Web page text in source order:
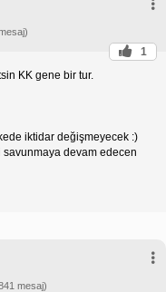
1
KK gene bir tur.
iktidar değişmeyecek :)
devam edecen
mesaj)